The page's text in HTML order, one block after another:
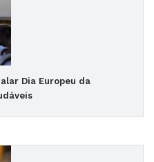
Dia Europeu da